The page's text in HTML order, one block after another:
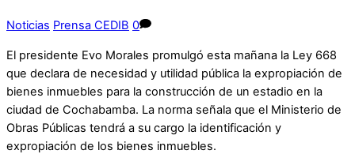
Noticias Prensa CEDIB 0
El presidente Evo Morales promulgó esta mañana la Ley 668
que declara de necesidad y utilidad pública la expropiación de
bienes inmuebles para la construcción de un estadio en la
ciudad de Cochabamba. La norma señala que el Ministerio de
Obras Públicas tendrá a su cargo la identificación y
expropiación de los bienes inmuebles.